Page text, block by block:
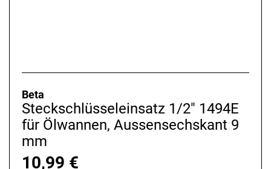
Beta
Steckschlüsseleinsatz 1/2" 1494E
für Ölwannen, Aussensechskant 9
mm
10,99 €